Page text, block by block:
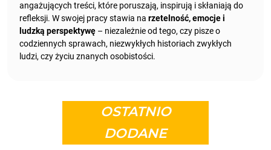
angażujących treści, które poruszają, inspirują i skłaniają do
refleksji. W swojej pracy stawia na rzetelność, emocje i
ludzką perspektywę – niezależnie od tego, czy pisze o
codziennych sprawach, niezwykłych historiach zwykłych
ludzi, czy życiu znanych osobistości.
OSTATNIO
DODANE